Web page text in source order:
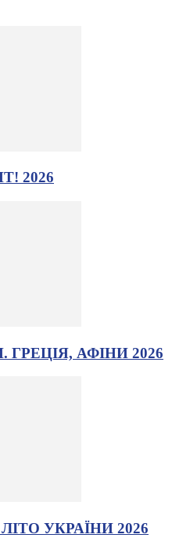
2026
ГРЕЦІЯ, АФІНИ 2026
УКРАЇНИ 2026